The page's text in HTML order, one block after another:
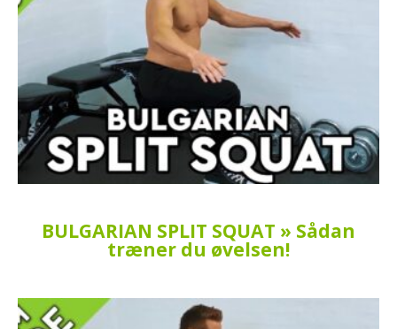
BULGARIAN SPLIT SQUAT » Sådan
træner du øvelsen!